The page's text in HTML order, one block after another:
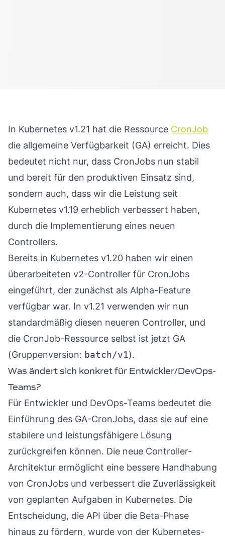
In Kubernetes v1.21 hat die Ressource CronJob
die allgemeine Verfügbarkeit (GA) erreicht. Dies
bedeutet nicht nur, dass CronJobs nun stabil
und bereit für den produktiven Einsatz sind,
sondern auch, dass wir die Leistung seit
Kubernetes v1.19 erheblich verbessert haben,
durch die Implementierung eines neuen
Controllers.
Bereits in Kubernetes v1.20 haben wir einen
überarbeiteten v2-Controller für CronJobs
eingeführt, der zunächst als Alpha-Feature
verfügbar war. In v1.21 verwenden wir nun
standardmäßig diesen neueren Controller, und
die CronJob-Ressource selbst ist jetzt GA
(Gruppenversion: batch/v1).
Was ändert sich konkret für Entwickler/DevOps-
Teams?
Für Entwickler und DevOps-Teams bedeutet die
Einführung des GA-CronJobs, dass sie auf eine
stabilere und leistungsfähigere Lösung
zurückgreifen können. Die neue Controller-
Architektur ermöglicht eine bessere Handhabung
von CronJobs und verbessert die Zuverlässigkeit
von geplanten Aufgaben in Kubernetes. Die
Entscheidung, die API über die Beta-Phase
hinaus zu fördern, wurde von der Kubernetes-